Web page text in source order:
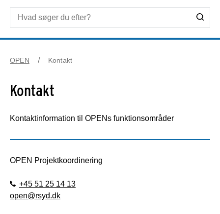
OPEN Kontakt
Kontakt
Kontaktinformation til OPENs funktionsområder
OPEN Projektkoordinering
+45 51 25 14 13
open@rsyd.dk